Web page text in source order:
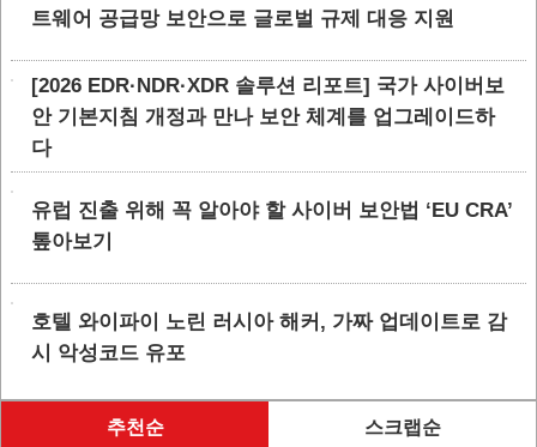
트웨어 공급망 보안으로 글로벌 규제 대응 지원
[2026 EDR·NDR·XDR 솔루션 리포트] 국가 사이버보
안 기본지침 개정과 만나 보안 체계를 업그레이드하
다
유럽 진출 위해 꼭 알아야 할 사이버 보안법 ‘EU CRA’
톺아보기
호텔 와이파이 노린 러시아 해커, 가짜 업데이트로 감
시 악성코드 유포
추천순 스크랩순